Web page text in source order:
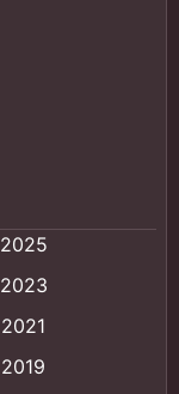
2025
2023
2021
2019